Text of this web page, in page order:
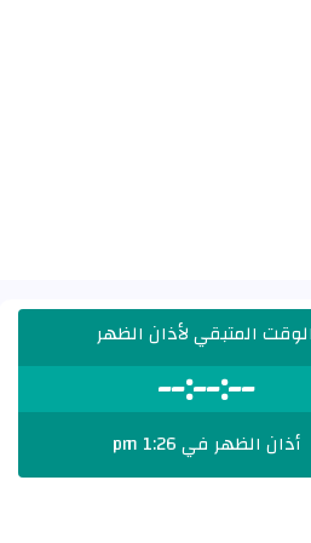
المتبقي لأذان الظهر
--:--:--
أذان الظهر في 1:26 pm